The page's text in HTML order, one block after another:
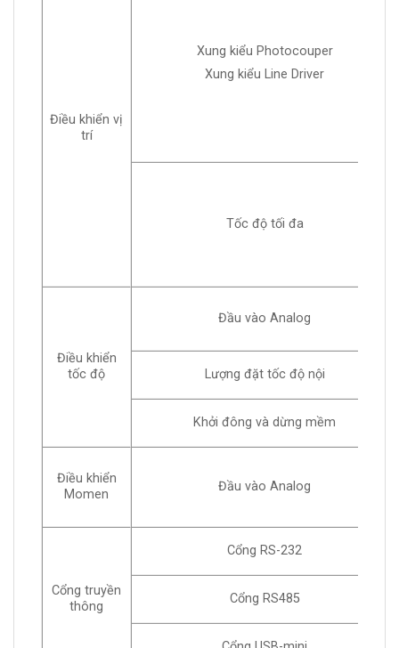
Điều khiển vị
trí
Xung kiểu Photocouper
Xung kiểu Line Driver
Tốc độ tối đa
Điều khiển
tốc độ
Đầu vào Analog
Lượng đặt tốc độ nội
Khởi đông và dừng mềm
Điều khiển
Momen
Đầu vào Analog
Cổng truyền
thông
Cổng RS-232
Cổng RS485